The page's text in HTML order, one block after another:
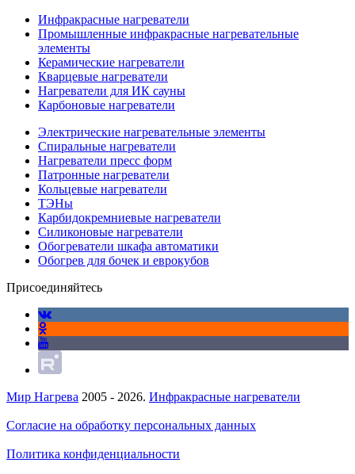
Инфракрасные нагреватели
Промышленные инфракрасные нагревательные
элементы
Керамические нагреватели
Кварцевые нагреватели
Нагреватели для ИК сауны
Карбоновые нагреватели
Электрические нагревательные элементы
Спиральные нагреватели
Нагреватели пресс форм
Патронные нагреватели
Кольцевые нагреватели
ТЭНы
Карбидокремниевые нагреватели
Силиконовые нагреватели
Обогреватели шкафа автоматики
Обогрев для бочек и еврокубов
Присоединяйтесь
Мир Нагрева 2005 - 2026. Инфракрасные нагреватели
Согласие на обработку персональных данных
Политика конфиденциальности